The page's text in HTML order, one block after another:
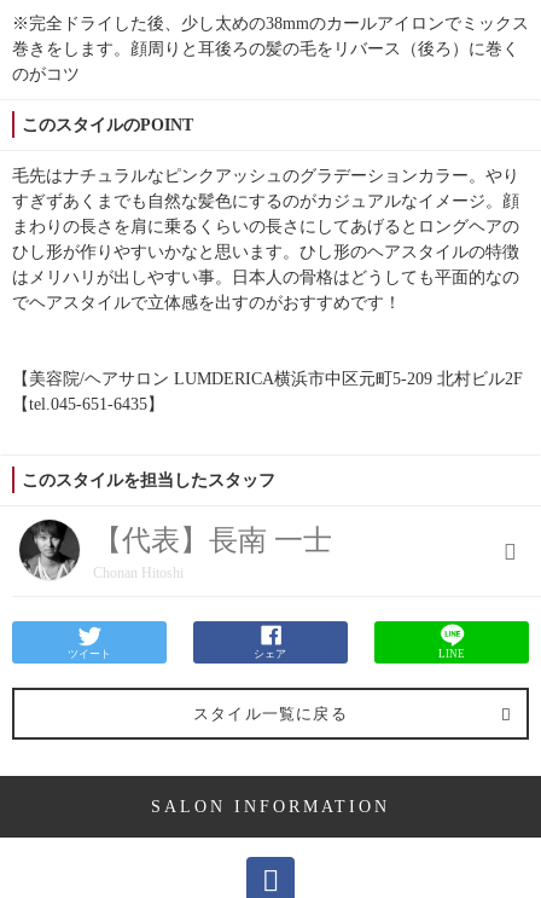
※完全ドライした後、少し太めの38mmのカールアイロンでミックス
巻きをします。顔周りと耳後ろの髪の毛をリバース（後ろ）に巻く
のがコツ
このスタイルのPOINT
毛先はナチュラルなピンクアッシュのグラデーションカラー。やり
すぎずあくまでも自然な髪色にするのがカジュアルなイメージ。顔
まわりの長さを肩に乗るくらいの長さにしてあげるとロングヘアの
ひし形が作りやすいかなと思います。ひし形のヘアスタイルの特徴
はメリハリが出しやすい事。日本人の骨格はどうしても平面的なの
でヘアスタイルで立体感を出すのがおすすめです！
【美容院/ヘアサロン LUMDERICA横浜市中区元町5-209 北村ビル2F
【tel.045-651-6435】
このスタイルを担当したスタッフ
【代表】長南 一士
Chonan Hitoshi
ツイート シェア LINE
スタイル一覧に戻る
SALON INFORMATION